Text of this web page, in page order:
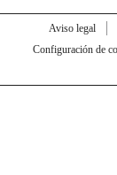
Aviso legal
Configuración de